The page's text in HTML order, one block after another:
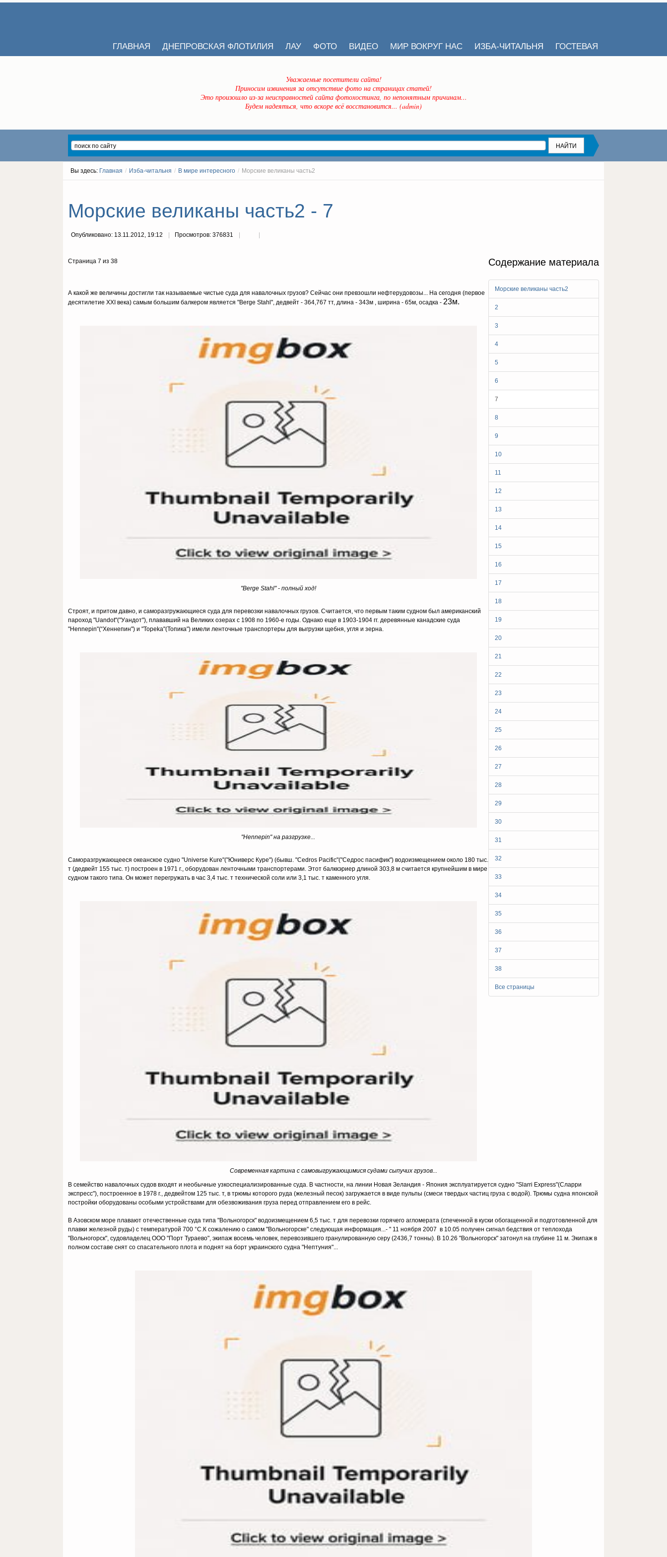
ГЛАВНАЯ ДНЕПРОВСКАЯ ФЛОТИЛИЯ ЛАУ ФОТО ВИДЕО МИР ВОКРУГ НАС ИЗБА-ЧИТАЛЬНЯ ГОСТЕВАЯ
Уважаемые посетители сайта!
Приносим извинения за отсутствие фото на страницах статей!
Это произошло из-за неисправностей сайта фотохостинга, по непонятным причинам...
Будем надеяться, что вскоре всё восстановится... (admin)
Вы здесь: Главная / Изба-читальня / В мире интересного / Морские великаны часть2
Морские великаны часть2 - 7
Опубликовано: 13.11.2012, 19:12 Просмотров: 376831
Содержание материала
Морские великаны часть2
2
3
4
5
6
7
8
9
10
11
12
13
14
15
16
17
18
19
20
21
22
23
24
25
26
27
28
29
30
31
32
33
34
35
36
37
38
Все страницы
Страница 7 из 38
А какой же величины достигли так называемые чистые суда для навалочных грузов? Сейчас они превзошли нефтерудовозы... На сегодня (первое
десятилетие ХХI века) самым большим балкером является "Berge Stahl", дедвейт - 364,767 тт, длина - 343м , ширина - 65м, осадка - 23м.
"Berge Stahl" - полный ход!
Строят, и притом давно, и саморазгружающиеся суда для перевозки навалочных грузов. Считается, что первым таким судном был американский
пароход "Uandot"("Уандот"), плававший на Великих озерах c 1908 по 1960-e годы. Однако еще в 1903-1904 гг. деревянные канадские суда
"Hennepin"(“Хеннепин") и "Topeka"(Топика") имели ленточные транспортеры для выгрузки щебня, угля и зерна.
"Hennepin" на разгрузке...
Саморазгружающееся океанское судно "Universe Kure"("Юниверс Куре") (бывш. "Cedros Pacific"("Седрос пасифик") водоизмещением около 180 тыс.
т (дедвейт 155 тыс. т) построен в 1971 г., оборудован ленточными транспортерами. Этот балккэриер длиной 303,8 м считается крупнейшим в мире
судном такого типа. Он может перегружать в час 3,4 тыс. т технической соли или 3,1 тыс. т каменного угля.
Современная картина с самовыгружающимися судами сыпучих грузов...
В семейство навалочных судов входят и необычные узкоспециализированные суда. В частности, на линии Новая Зеландия - Япония эксплуатируется судно "Slarri Express"(Сларри
экспресс"), построенное в 1978 г., дедвейтом 125 тыс. т, в трюмы которого руда (железный песок) загружается в виде пульпы (смеси твердых частиц груза c водой). Трюмы судна японской
постройки оборудованы особыми устройствами для обезвоживания груза перед отправлением его в рейс.
В Азовском море плавают отечественные суда типа "Вольногорск" водоизмещением 6,5 тыс. т для перевозки горячего агломерата (спеченной в куски обогащенной и подготовленной для
плавки железной руды) с температурой 700 °С.К сожалению о самом "Вольногорске" следующая информация...- " 11 ноября 2007 в 10.05 получен сигнал бедствия от теплохода
"Вольногорск", судовладелец ООО "Порт Тураево", экипаж восемь человек, перевозившего гранулированную серу (2436,7 тонны). В 10.26 "Вольногорск" затонул на глубине 11 м. Экипаж в
полном составе снят со спасательного плота и поднят на борт украинского судна "Нептуния"...